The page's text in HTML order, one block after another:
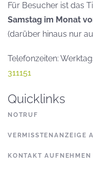
Für Besucher ist das
Samstag im Monat
(darüber hinaus nur
Telefonzeiten:
311151
Quicklinks
NOTRUF
VERMISSTENANZEIGE
KONTAKT AUFNEHMEN